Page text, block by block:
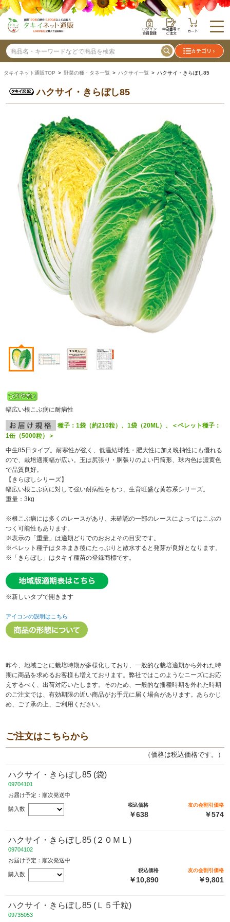
ログイン
会員登録
申込番号で
ご注文 カート
カテゴリ
タキイネット通販TOP > 野菜の種・タネ一覧 > ハクサイ一覧 > ハクサイ・きらぼし85
ハクサイ・きらぼし85
幅広い根こぶ病に耐病性
種子：1袋（約210粒）、1袋（20ML）、＜ペレット種子：
1缶（5000粒）＞
中生85日タイプ。耐寒性が強く、低温結球性・肥大性に加え晩抽性にも優れる
ので、栽培適期幅が広い。玉は尻張り・胴張りのよい円筒形、球内色は濃黄色
で品質良好。
【きらぼしシリーズ】
幅広い根こぶ病に対して強い耐病性をもつ、生育旺盛な黄芯系シリーズ。
重量：3kg
※根こぶ病には多くのレースがあり、未確認の一部のレースによってはこぶの
つく可能性もあります。
※表示の「重量」は適期どりでのおおよその目安です。
※ペレット種子はタネまき後にたっぷりと散水すると発芽が良好となります。
※「きらぼし」はタキイ種苗の登録商標です。
※新しいタブで開きます
アイコンの説明はこちら
昨今、地域ごとに栽培時期が多様化しており、一般的な栽培適期から外れた時
期に商品を求めるお客様も増えております。弊社ではこのようなニーズにお応
えするべく、出荷対応いたします。そのため、一般的な播種時期を外れた時期
のご注文では、有効期限の近い商品がお手元に届く場合があります。あらかじ
め、ご了承の上、ご利用ください。
ご注文はこちらから
（価格は税込価格です。）
ハクサイ・きらぼし85 (袋)
09704101
お届け予定：順次発送中
購入数
税込価格
￥638
友の会割引価格
￥574
ハクサイ・きらぼし85 (２０ＭＬ)
09704102
お届け予定：順次発送中
購入数
税込価格
￥10,890
友の会割引価格
￥9,801
ハクサイ・きらぼし85 (Ｌ５千粒)
09735053